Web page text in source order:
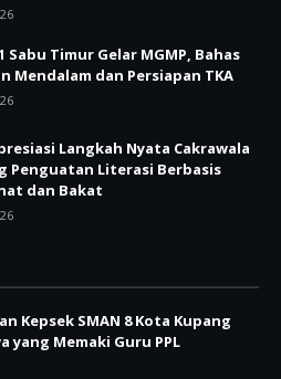
Sabu Timur Gelar MGMP, Bahas
Mendalam dan Persiapan TKA
Langkah Nyata Cakrawala
Penguatan Literasi Berbasis
dan Bakat
Kepsek SMAN 8 Kota Kupang
yang Memaki Guru PPL